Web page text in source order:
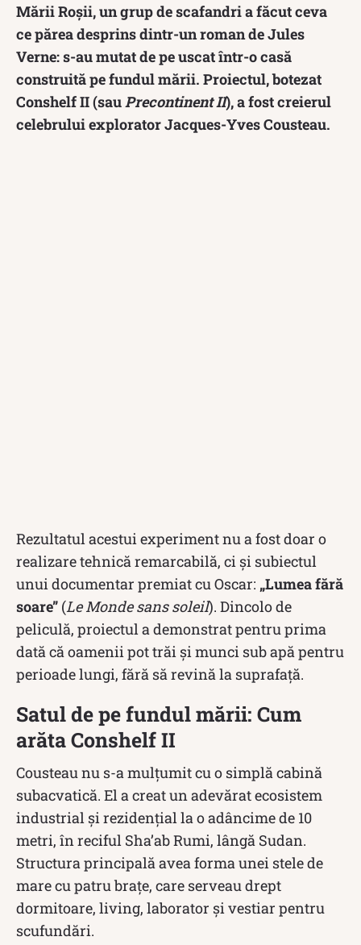
Mării Roșii, un grup de scafandri a făcut ceva
ce părea desprins dintr-un roman de Jules
Verne: s-au mutat de pe uscat într-o casă
construită pe fundul mării. Proiectul, botezat
Conshelf II (sau Precontinent II), a fost creierul
celebrului explorator Jacques-Yves Cousteau.
Rezultatul acestui experiment nu a fost doar o
realizare tehnică remarcabilă, ci și subiectul
unui documentar premiat cu Oscar: „Lumea fără
soare” (Le Monde sans soleil). Dincolo de
peliculă, proiectul a demonstrat pentru prima
dată că oamenii pot trăi și munci sub apă pentru
perioade lungi, fără să revină la suprafață.
Satul de pe fundul mării: Cum
arăta Conshelf II
Cousteau nu s-a mulțumit cu o simplă cabină
subacvatică. El a creat un adevărat ecosistem
industrial și rezidențial la o adâncime de 10
metri, în reciful Sha’ab Rumi, lângă Sudan.
Structura principală avea forma unei stele de
mare cu patru brațe, care serveau drept
dormitoare, living, laborator și vestiar pentru
scufundări.